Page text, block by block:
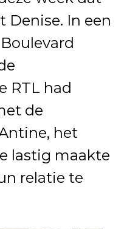
Denise. In een
RTL had
de
het
lastig maakte
relatie te